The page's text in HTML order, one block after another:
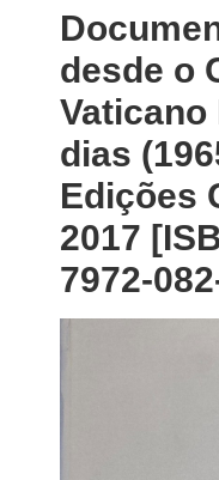
desde o
Vaticano
dias
Edições
2017
7972-